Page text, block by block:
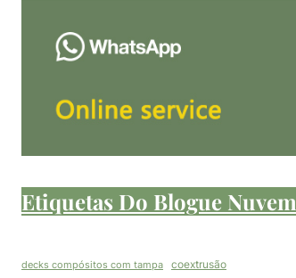
Etiquetas Do Blogue Nuvem
decks compósitos com tampa coextrusão